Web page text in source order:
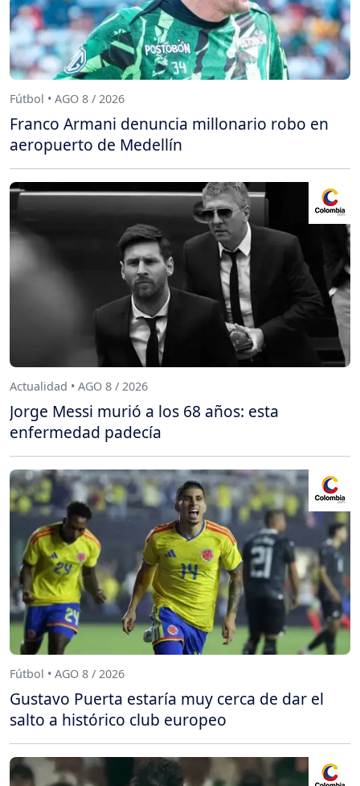
Fútbol • AGO 8 / 2026
Franco Armani denuncia millonario robo en
aeropuerto de Medellín
Actualidad • AGO 8 / 2026
Jorge Messi murió a los 68 años: esta
enfermedad padecía
Fútbol • AGO 8 / 2026
Gustavo Puerta estaría muy cerca de dar el
salto a histórico club europeo